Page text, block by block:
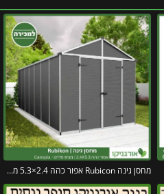
מחסן גינה Rubicon אפור כהה 2.4×5.3 מבית פלרם קנופיה